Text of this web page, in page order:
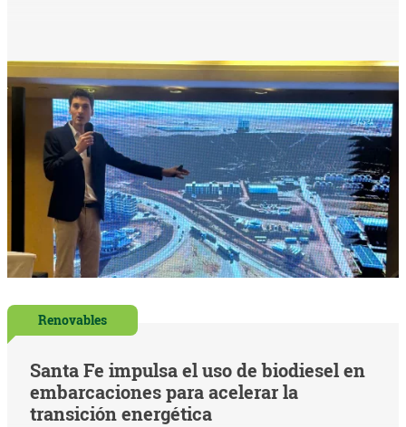
Renovables
Santa Fe impulsa el uso de biodiesel en
embarcaciones para acelerar la
transición energética